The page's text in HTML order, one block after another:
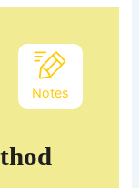
Notes